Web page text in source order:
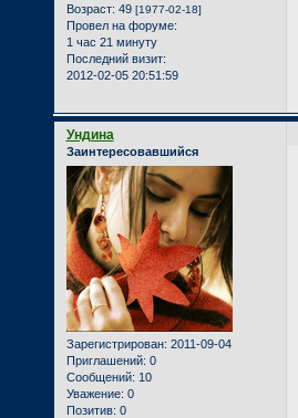
Возраст: 49 [1977-02-18]
Провел на форуме:
1 час 21 минуту
Последний визит:
2012-02-05 20:51:59
Ундина
Заинтересовавшийся
Зарегистрирован: 2011-09-04
Приглашений: 0
Сообщений: 10
Уважение: 0
Позитив: 0